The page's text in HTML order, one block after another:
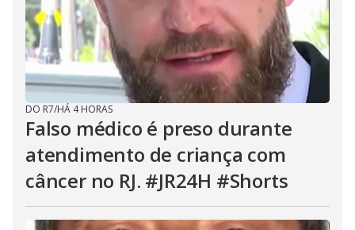
DO R7/HÁ 4 HORAS
Falso médico é preso durante
atendimento de criança com
câncer no RJ. #JR24H #Shorts